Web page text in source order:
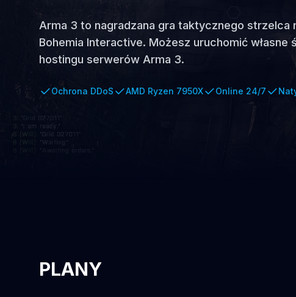
Arma 3 to nagradzana gra taktycznego
Bohemia Interactive. Możesz uruchomić
hostingu serwerów Arma 3.
Ochrona DDoS AMD Ryzen 7950X Online 24/7
PLANY